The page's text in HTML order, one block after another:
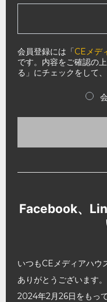
会員登録には「CEメデ
です。内容をご確認の
る」にチェックをして
Facebook、
いつもCEメディアハウ
ありがとうございます。
2024年2月26日をもっ